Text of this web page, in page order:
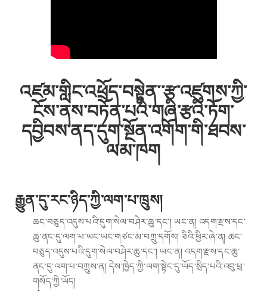
འཛམ་གླིང་འཕྲོད་བསྟེན་་རྩ་འཛུགས་ཀྱི་
ངོས་ནས་བཏོན་པའི་གཞི་རྩའི་ཏོག་
དབྱིབས་ནད་དུག་སྔོན་འགོག་གི་ཐབས་
ལམ་ཁག
རྒྱུན་དུ་རང་ཉིད་ཀྱི་ལག་པ་ཁྲུས།
ཆང་བཅུད་འདུས་པའི་དུག་སེལ་བཤེར་ཆུ་དང་། ཡང་ན། འདག་རྫས་དང་
ཆུ་ནང་དུ་ལག་པ་ཡང་ཡང་གཙང་མ་བཀྲུ་དགོས། ཅིའི་ཕྱིར་ཞེ་ན། ཆང་
བཅུད་འདུས་པའི་དུག་སེལ་བཤེར་ཆུ་དང་། ཡང་ན། འདག་རྫས་དང་ཆུ་
ནང་དུ་ལག་པ་བཀྲུས་ན། དེས་ཁྱེད་ཀྱི་ལག་སྟེང་དུ་ཡོད་སྲིད་པའི་འབུ་ཕྲ་
གསོད་ཀྱི་ཡོད།